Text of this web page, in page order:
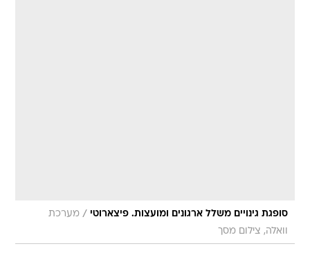
סופגת גינויים משלל ארגונים ומועצות. פיצארוטי / מערכת
וואלה, צילום מסך